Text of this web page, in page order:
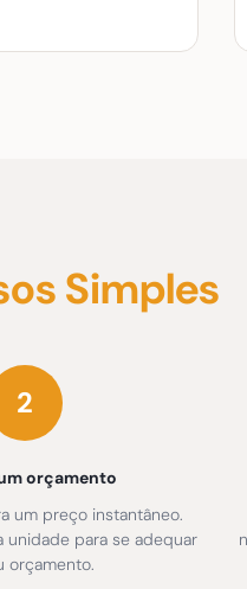
Simples
2
orçamento
um preço instantâneo.
unidade para se adequar
orçamento.